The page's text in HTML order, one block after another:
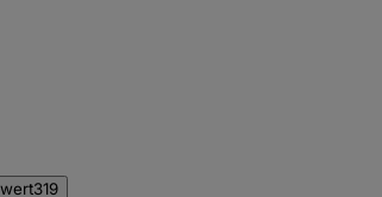
319